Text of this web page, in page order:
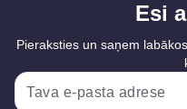
Esi
Pieraksties un saņem